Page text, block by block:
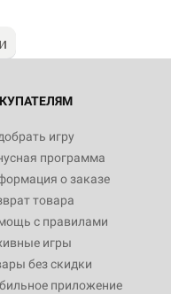
игру
программа
о заказе
товара
с правилами
игры
без скидки
приложение